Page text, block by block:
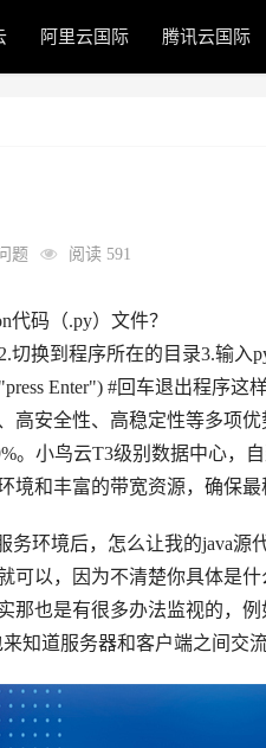
阿里云国际 腾讯云国际
题 阅读 591
码（.py）文件？
切换到程序所在的目录3.输入
Enter") #回车退出程序
高安全性、高稳定性等多项
。小鸟云T3级别数据中心，
境和丰富的带宽资源，确保最
务环境后，怎么让我的java源
可以，因为不清楚你具体是
那也是有很多办法监视的，
知道服务器和客户端之间交